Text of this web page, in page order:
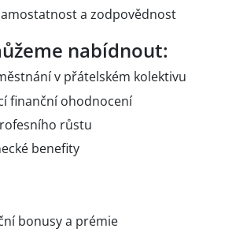
a zodpovědnost
nabídnout:
v přátelském kolektivu
finanční ohodnocení
růstu
benefity
bonusy a prémie